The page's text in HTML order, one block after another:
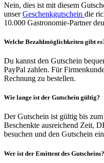
Nein, dies ist mit diesem
unserGeschenkgutschein die
10.000 Gastronomie-Partner
Welche Bezahlmöglichkeiten gibt
Du kannst den Gutschein
PayPal zahlen. Für
Rechnung zu bestellen.
Wie lange ist der Gutschein gültig?
Der Gutschein ist gültig bis
Beschenkte ausreichend Zeit,
besuchen und den Gutschein
Wer ist der Emittent des Gutscheins?